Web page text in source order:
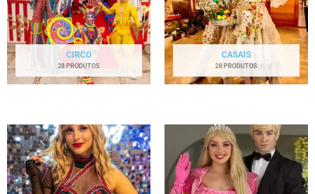
CIRCO
28 PRODUTOS
CASAIS
28 PRODUTOS